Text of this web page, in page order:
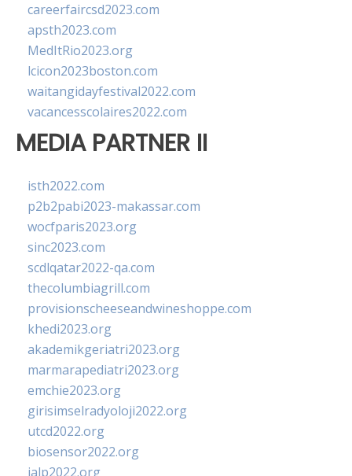
careerfaircsd2023.com
apsth2023.com
MedItRio2023.org
lcicon2023boston.com
waitangidayfestival2022.com
vacancesscolaires2022.com
MEDIA PARTNER II
isth2022.com
p2b2pabi2023-makassar.com
wocfparis2023.org
sinc2023.com
scdlqatar2022-qa.com
thecolumbiagrill.com
provisionscheeseandwineshoppe.com
khedi2023.org
akademikgeriatri2023.org
marmarapediatri2023.org
emchie2023.org
girisimselradyoloji2022.org
utcd2022.org
biosensor2022.org
ialp2022.org